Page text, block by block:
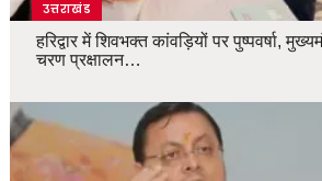
उत्तराखंड
हरिद्वार में शिवभक्त कांवड़ियों पर पुष्पवर्षा,
चरण प्रक्षालन…